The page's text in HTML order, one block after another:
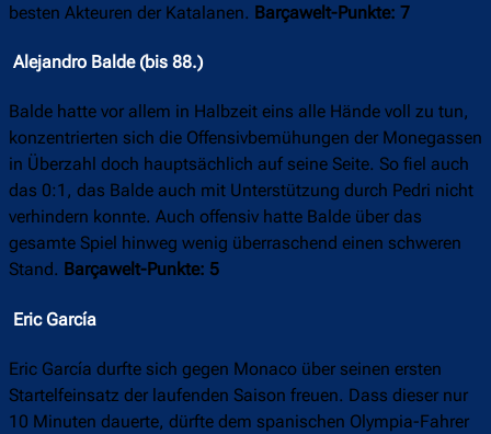
besten Akteuren der Katalanen. Barçawelt-Punkte: 7
Alejandro Balde (bis 88.)
Balde hatte vor allem in Halbzeit eins alle Hände voll zu tun,
konzentrierten sich die Offensivbemühungen der Monegassen
in Überzahl doch hauptsächlich auf seine Seite. So fiel auch
das 0:1, das Balde auch mit Unterstützung durch Pedri nicht
verhindern konnte. Auch offensiv hatte Balde über das
gesamte Spiel hinweg wenig überraschend einen schweren
Stand. Barçawelt-Punkte: 5
Eric García
Eric García durfte sich gegen Monaco über seinen ersten
Startelfeinsatz der laufenden Saison freuen. Dass dieser nur
10 Minuten dauerte, dürfte dem spanischen Olympia-Fahrer